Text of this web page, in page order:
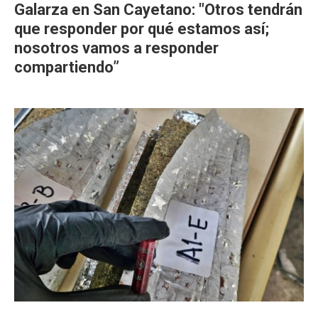
Galarza en San Cayetano: "Otros tendrán
que responder por qué estamos así;
nosotros vamos a responder
compartiendo”